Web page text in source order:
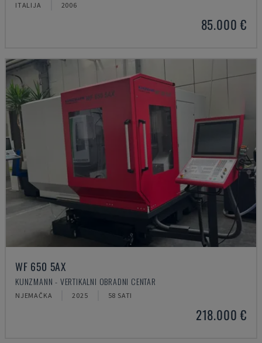
ITALIJA 2006
85.000 €
WF 650 5AX
KUNZMANN - VERTIKALNI OBRADNI CENTAR
NJEMAČKA 2025 58 SATI
218.000 €